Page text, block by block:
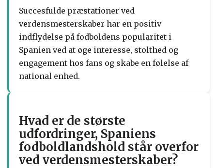
Succesfulde præstationer ved
verdensmesterskaber har en positiv
indflydelse på fodboldens popularitet i
Spanien ved at øge interesse, stolthed og
engagement hos fans og skabe en følelse af
national enhed.
Hvad er de største
udfordringer, Spaniens
fodboldlandshold står overfor
ved verdensmesterskaber?